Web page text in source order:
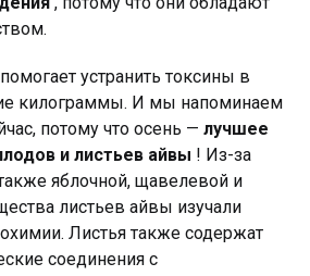
устранить токсины в
килограммы. И мы напоминаем
потому что осень — лучшее
и листьев айвы ! Из-за
яблочной, щавелевой и
листьев айвы изучали
Листья также содержат
соединения с